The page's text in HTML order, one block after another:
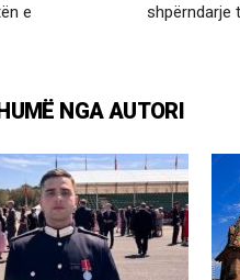
e
shpërndarje
NGA AUTORI